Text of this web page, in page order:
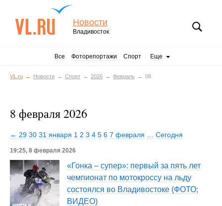
Новости
Владивосток
Все Фоторепортажи Спорт Еще
VL.ru Новости Спорт 2026 Февраль 08
8 февраля 2026
← 29 30 31 января 1 2 3 4 5 6 7 февраля Сегодня
19:25, 8 февраля 2026
«Гонка – супер»: первый за пять лет
чемпионат по мотокроссу на льду
состоялся во Владивостоке (ФОТО;
ВИДЕО)